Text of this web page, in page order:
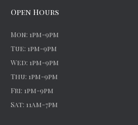
Open Hours
Mon: 1pm-9pm
Tue: 1pm-9pm
Wed: 1pm-9pm
Thu: 1pm-9pm
Fri: 1pm-9pm
Sat: 11am-7pm